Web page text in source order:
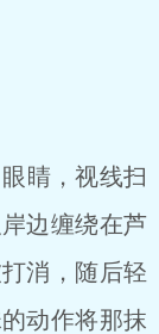
睛，视线扫
边缠绕在芦
消，随后轻
动作将那抹